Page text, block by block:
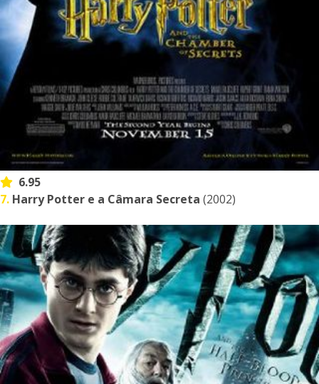
6.95
7. Harry Potter e a Câmara Secreta (2002)